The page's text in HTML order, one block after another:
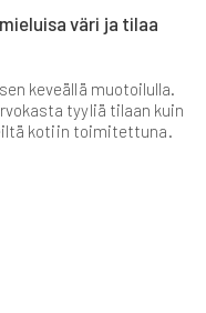
väri ja tilaa
keveällä muotoilulla.
tyyliä tilaan kuin
kotiin toimitettuna.